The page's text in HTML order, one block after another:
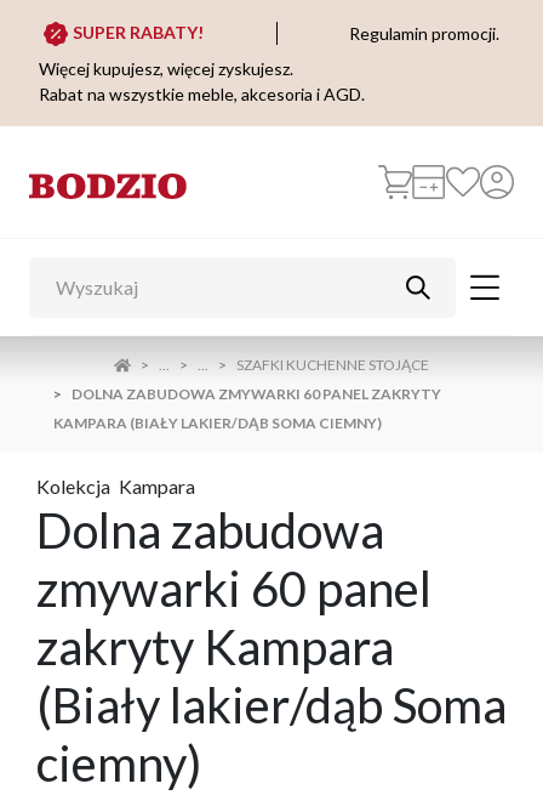
SUPER RABATY!
Regulamin promocji.
Więcej kupujesz, więcej zyskujesz.
Rabat na wszystkie meble, akcesoria i AGD.
... ...
SZAFKI KUCHENNE STOJĄCE
DOLNA ZABUDOWA ZMYWARKI 60 PANEL ZAKRYTY
KAMPARA (BIAŁY LAKIER/DĄB SOMA CIEMNY)
Kolekcja Kampara
Dolna zabudowa
zmywarki 60 panel
zakryty Kampara
(Biały lakier/dąb Soma
ciemny)